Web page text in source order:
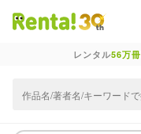
レンタル56万冊